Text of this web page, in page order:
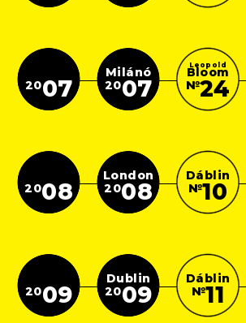
2007
Milánó
2007
Leopold
Bloom
№24
2008
London
2008
Dáblin
№10
2009
Dublin
2009
Dáblin
№11